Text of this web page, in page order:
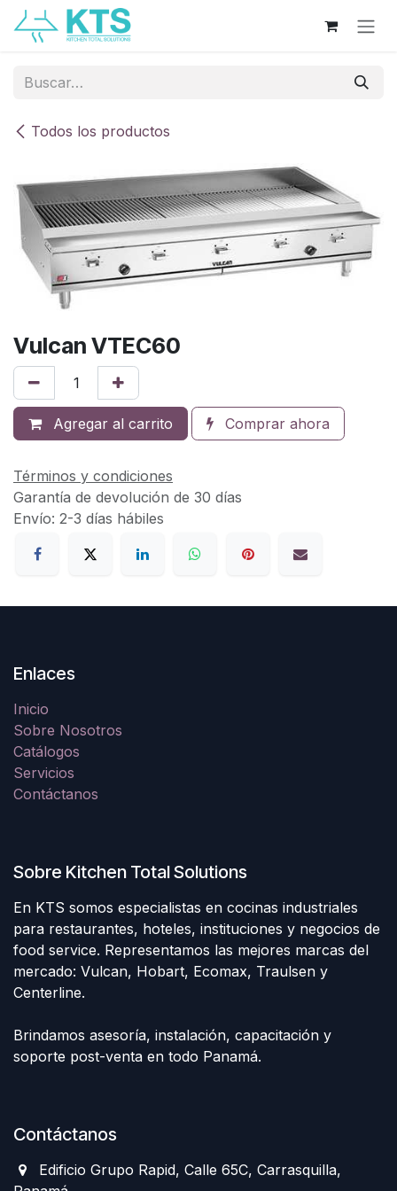
Ir al contenido
Todos los productos
Vulcan VTEC60
Agregar al carrito Comprar ahora
Términos y condiciones
Garantía de devolución de 30 días
Envío: 2-3 días hábiles
Enlaces
Inicio
Sobre Nosotros
Catálogos
Servicios
Contáctanos
Sobre Kitchen Total Solutions
En KTS somos especialistas en cocinas industriales
para restaurantes, hoteles, instituciones y negocios de
food service. Representamos las mejores marcas del
mercado: Vulcan, Hobart, Ecomax, Traulsen y
Centerline.
Brindamos asesoría, instalación, capacitación y
soporte post-venta en todo Panamá.
Contáctanos
Edificio Grupo Rapid, Calle 65C, Carrasquilla,